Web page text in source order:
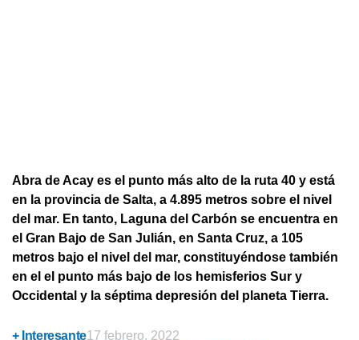
Abra de Acay es el punto más alto de la ruta 40 y está
en la provincia de Salta, a 4.895 metros sobre el nivel
del mar. En tanto, Laguna del Carbón se encuentra en
el Gran Bajo de San Julián, en Santa Cruz, a 105
metros bajo el nivel del mar, constituyéndose también
en el el punto más bajo de los hemisferios Sur y
Occidental y la séptima depresión del planeta Tierra.
+ Interesante17 febrero, 2022